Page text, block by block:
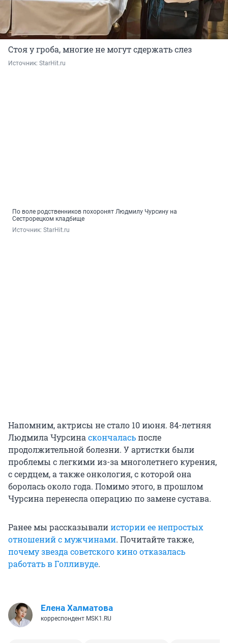
Стоя у гроба, многие не могут сдержать слез
Источник: StarHit.ru
По воле родственников похоронят Людмилу Чурсину на
Сестрорецком кладбище
Источник: StarHit.ru
Напомним, актрисы не стало 10 июня. 84-летняя
Людмила Чурсинаскончаласьпосле
продолжительной болезни. У артистки были
проблемы с легкими из-за многолетнего курения,
с сердцем, а также онкология, с которой она
боролась около года. Помимо этого, в прошлом
Чурсина перенесла операцию по замене сустава.
Ранее мы рассказывалиистории ее непростых
отношений с мужчинами. Почитайте также,
почему звезда советского кино отказалась
работать в Голливуде.
Елена Халматова
корреспондент MSK1.RU